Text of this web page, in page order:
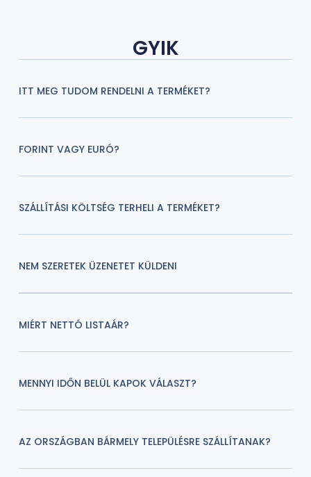
GYIK
ITT MEG TUDOM RENDELNI A TERMÉKET?
FORINT VAGY EURÓ?
SZÁLLÍTÁSI KÖLTSÉG TERHELI A TERMÉKET?
NEM SZERETEK ÜZENETET KÜLDENI
MIÉRT NETTÓ LISTAÁR?
MENNYI IDŐN BELÜL KAPOK VÁLASZT?
AZ ORSZÁGBAN BÁRMELY TELEPÜLÉSRE SZÁLLÍTANAK?